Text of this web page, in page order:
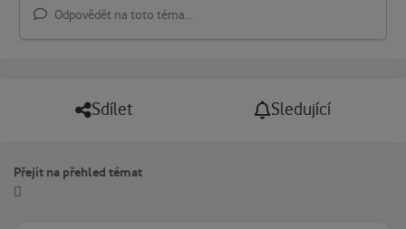
Odpovědět na toto téma...
Sdílet Sledující
Přejít na přehled témat